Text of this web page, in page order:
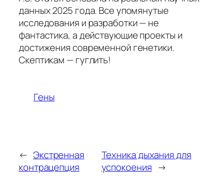
данных 2025 года. Все упомянутые
исследования и разработки — не
фантастика, а действующие проекты и
достижения современной генетики.
Скептикам — гуглить!
Гены
← Экстренная
контрацепция
Техника дыхания для
успокоения →